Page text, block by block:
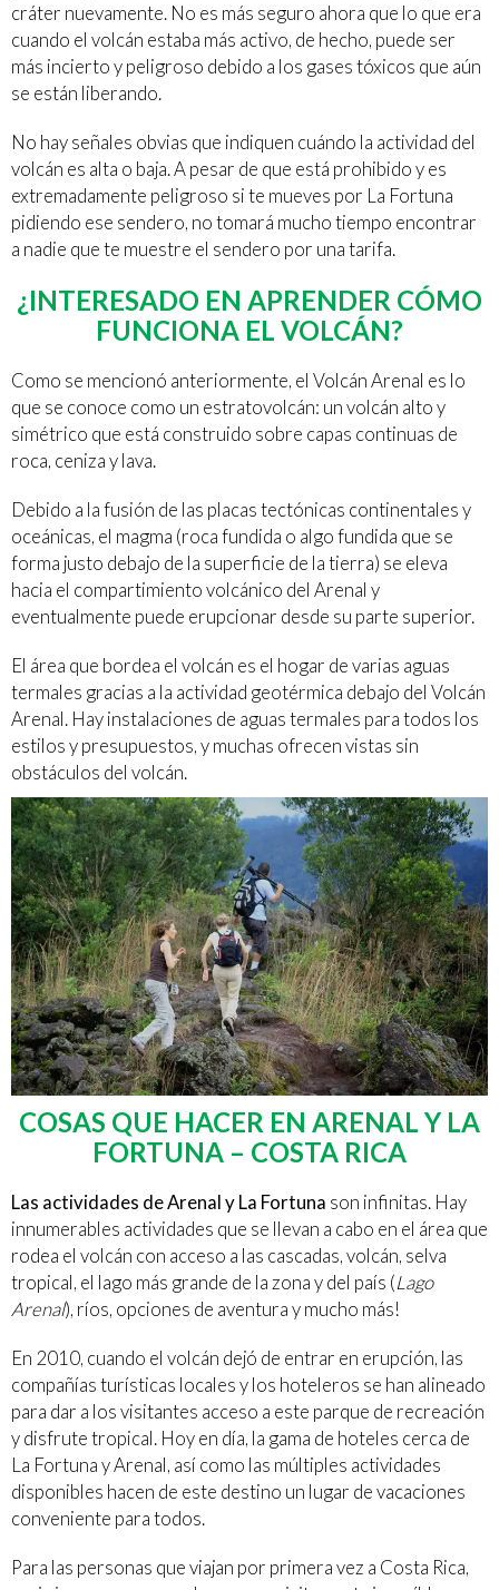
cráter nuevamente. No es más seguro ahora que lo que era
cuando el volcán estaba más activo, de hecho, puede ser
más incierto y peligroso debido a los gases tóxicos que aún
se están liberando.
No hay señales obvias que indiquen cuándo la actividad del
volcán es alta o baja. A pesar de que está prohibido y es
extremadamente peligroso si te mueves por La Fortuna
pidiendo ese sendero, no tomará mucho tiempo encontrar
a nadie que te muestre el sendero por una tarifa.
¿INTERESADO EN APRENDER CÓMO
FUNCIONA EL VOLCÁN?
Como se mencionó anteriormente, el Volcán Arenal es lo
que se conoce como un estratovolcán: un volcán alto y
simétrico que está construido sobre capas continuas de
roca, ceniza y lava.
Debido a la fusión de las placas tectónicas continentales y
oceánicas, el magma (roca fundida o algo fundida que se
forma justo debajo de la superficie de la tierra) se eleva
hacia el compartimiento volcánico del Arenal y
eventualmente puede erupcionar desde su parte superior.
El área que bordea el volcán es el hogar de varias aguas
termales gracias a la actividad geotérmica debajo del Volcán
Arenal. Hay instalaciones de aguas termales para todos los
estilos y presupuestos, y muchas ofrecen vistas sin
obstáculos del volcán.
COSAS QUE HACER EN ARENAL Y LA
FORTUNA – COSTA RICA
Las actividades de Arenal y La Fortuna son infinitas. Hay
innumerables actividades que se llevan a cabo en el área que
rodea el volcán con acceso a las cascadas, volcán, selva
tropical, el lago más grande de la zona y del país (Lago
Arenal), ríos, opciones de aventura y mucho más!
En 2010, cuando el volcán dejó de entrar en erupción, las
compañías turísticas locales y los hoteleros se han alineado
para dar a los visitantes acceso a este parque de recreación
y disfrute tropical. Hoy en día, la gama de hoteles cerca de
La Fortuna y Arenal, así como las múltiples actividades
disponibles hacen de este destino un lugar de vacaciones
conveniente para todos.
Para las personas que viajan por primera vez a Costa Rica,